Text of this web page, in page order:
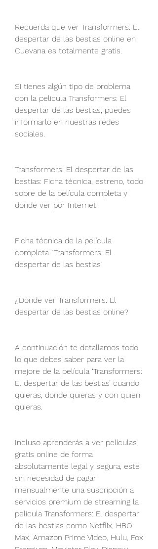
Recuerda que ver Transformers: El
despertar de las bestias online en
Cuevana es totalmente gratis.
Si tienes algún tipo de problema
con la pelicula Transformers: El
despertar de las bestias, puedes
informarlo en nuestras redes
sociales.
Transformers: El despertar de las
bestias: Ficha técnica, estreno, todo
sobre de la película completa y
dónde ver por Internet
Ficha técnica de la película
completa “Transformers: El
despertar de las bestias”
¿Dónde ver Transformers: El
despertar de las bestias online?
A continuación te detallamos todo
lo que debes saber para ver la
mejore de la película ‘Transformers:
El despertar de las bestias’ cuando
quieras, donde quieras y con quien
quieras.
Incluso aprenderás a ver películas
gratis online de forma
absolutamente legal y segura, este
sin necesidad de pagar
mensualmente una suscripción a
servicios premium de streaming la
película Transformers: El despertar
de las bestias como Netflix, HBO
Max, Amazon Prime Video, Hulu, Fox